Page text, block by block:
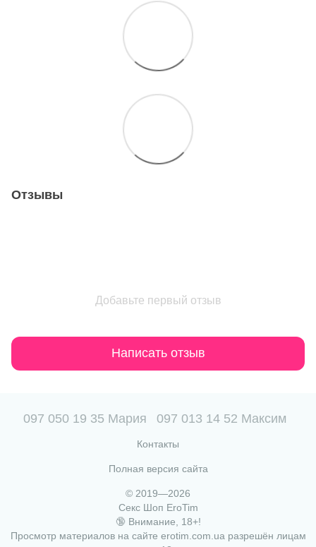
Отзывы
Добавьте первый отзыв
Написать отзыв
097 050 19 35 Мария 097 013 14 52 Максим
Контакты
Полная версия сайта
© 2019—2026
Секс Шоп EroTim
🔞 Внимание, 18+!
Просмотр материалов на сайте erotim.com.ua разрешён лицам